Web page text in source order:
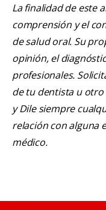
La finalidad de este
comprensión y el
de salud oral. Su
opinión, el
profesionales.
de tu dentista u otro
y Dile siempre
relación con alguna
médico.